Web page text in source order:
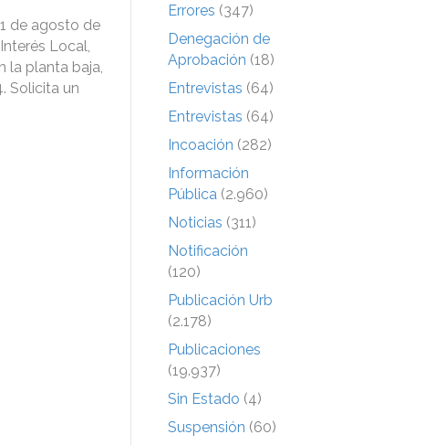
de agosto de
Local,
la planta baja,
Solicita un
Errores (347)
Denegación de
Aprobación (18)
Entrevistas (64)
Entrevistas (64)
Incoación (282)
Información
Pública (2.960)
Noticias (311)
Notificación
(120)
Publicación Urb
(2.178)
Publicaciones
(19.937)
Sin Estado (4)
Suspensión (60)